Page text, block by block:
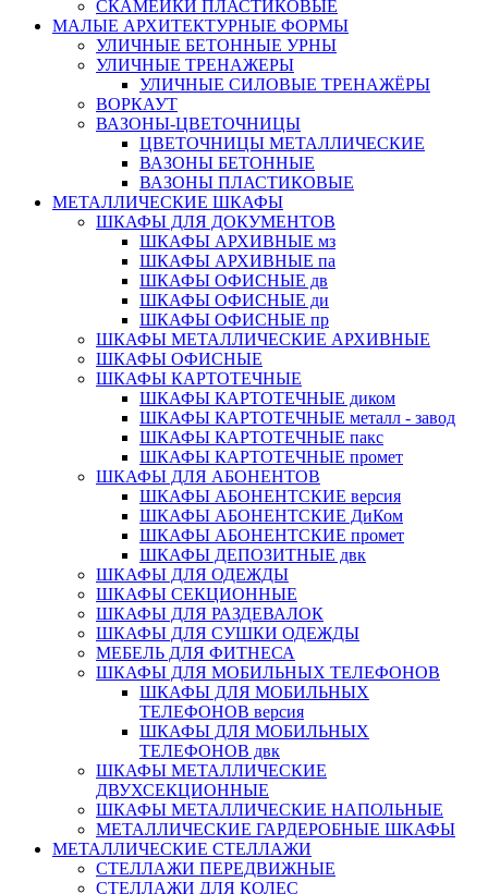
СКАМЕЙКИ ПЛАСТИКОВЫЕ
МАЛЫЕ АРХИТЕКТУРНЫЕ ФОРМЫ
УЛИЧНЫЕ БЕТОННЫЕ УРНЫ
УЛИЧНЫЕ ТРЕНАЖЕРЫ
УЛИЧНЫЕ СИЛОВЫЕ ТРЕНАЖЁРЫ
ВОРКАУТ
ВАЗОНЫ-ЦВЕТОЧНИЦЫ
ЦВЕТОЧНИЦЫ МЕТАЛЛИЧЕСКИЕ
ВАЗОНЫ БЕТОННЫЕ
ВАЗОНЫ ПЛАСТИКОВЫЕ
МЕТАЛЛИЧЕСКИЕ ШКАФЫ
ШКАФЫ ДЛЯ ДОКУМЕНТОВ
ШКАФЫ АРХИВНЫЕ мз
ШКАФЫ АРХИВНЫЕ па
ШКАФЫ ОФИСНЫЕ дв
ШКАФЫ ОФИСНЫЕ ди
ШКАФЫ ОФИСНЫЕ пр
ШКАФЫ МЕТАЛЛИЧЕСКИЕ АРХИВНЫЕ
ШКАФЫ ОФИСНЫЕ
ШКАФЫ КАРТОТЕЧНЫЕ
ШКАФЫ КАРТОТЕЧНЫЕ диком
ШКАФЫ КАРТОТЕЧНЫЕ металл - завод
ШКАФЫ КАРТОТЕЧНЫЕ пакс
ШКАФЫ КАРТОТЕЧНЫЕ промет
ШКАФЫ ДЛЯ АБОНЕНТОВ
ШКАФЫ АБОНЕНТСКИЕ версия
ШКАФЫ АБОНЕНТСКИЕ ДиКом
ШКАФЫ АБОНЕНТСКИЕ промет
ШКАФЫ ДЕПОЗИТНЫЕ двк
ШКАФЫ ДЛЯ ОДЕЖДЫ
ШКАФЫ СЕКЦИОННЫЕ
ШКАФЫ ДЛЯ РАЗДЕВАЛОК
ШКАФЫ ДЛЯ СУШКИ ОДЕЖДЫ
МЕБЕЛЬ ДЛЯ ФИТНЕСА
ШКАФЫ ДЛЯ МОБИЛЬНЫХ ТЕЛЕФОНОВ
ШКАФЫ ДЛЯ МОБИЛЬНЫХ
ТЕЛЕФОНОВ версия
ШКАФЫ ДЛЯ МОБИЛЬНЫХ
ТЕЛЕФОНОВ двк
ШКАФЫ МЕТАЛЛИЧЕСКИЕ
ДВУХСЕКЦИОННЫЕ
ШКАФЫ МЕТАЛЛИЧЕСКИЕ НАПОЛЬНЫЕ
МЕТАЛЛИЧЕСКИЕ ГАРДЕРОБНЫЕ ШКАФЫ
МЕТАЛЛИЧЕСКИЕ СТЕЛЛАЖИ
СТЕЛЛАЖИ ПЕРЕДВИЖНЫЕ
СТЕЛЛАЖИ ДЛЯ КОЛЕС